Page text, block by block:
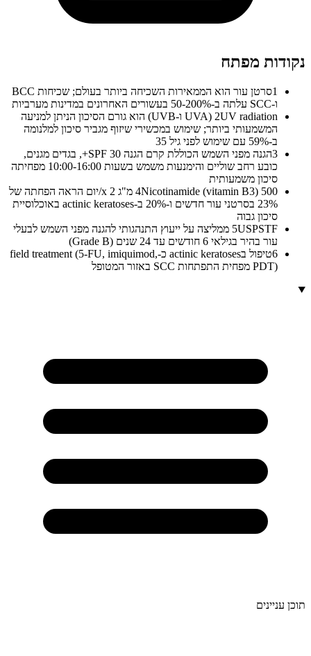
נקודות מפתח
1
סרטן עור הוא הממאירות השכיחה ביותר בעולם; שכיחות BCC
ו-SCC עלתה ב-50-200% בעשורים האחרונים במדינות מערביות
2
UV radiation (UVA ו-UVB) הוא גורם הסיכון הניתן למניעה
המשמעותי ביותר; שימוש במכשירי שיזוף מגביר סיכון למלנומה
ב-59% עם שימוש לפני גיל 35
3
הגנה מפני השמש הכוללת קרם הגנה SPF 30+, בגדים מגנים,
כובע רחב שוליים והימנעות משמש בשעות 10:00-16:00 מפחיתה
סיכון משמעותית
4
Nicotinamide (vitamin B3) 500 מ"ג x 2/יום הראה הפחתה של
23% בסרטני עור חדשים ו-20% ב-actinic keratoses באוכלוסיית
סיכון גבוה
5 USPSTF ממליצה על ייעוץ התנהגותי להגנה מפני השמש לבעלי
עור בהיר בגילאי 6 חודשים עד 24 שנים (Grade B)
6
טיפול בactinic keratoses כ-field treatment (5-FU, imiquimod,
PDT) מפחית התפתחות SCC באזור המטופל
תוכן עניינים